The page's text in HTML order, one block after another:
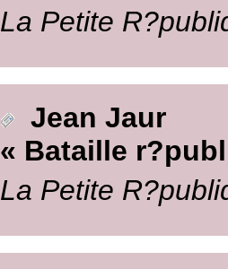
La Petite
Jean Jaur
« Bataille
La Petite